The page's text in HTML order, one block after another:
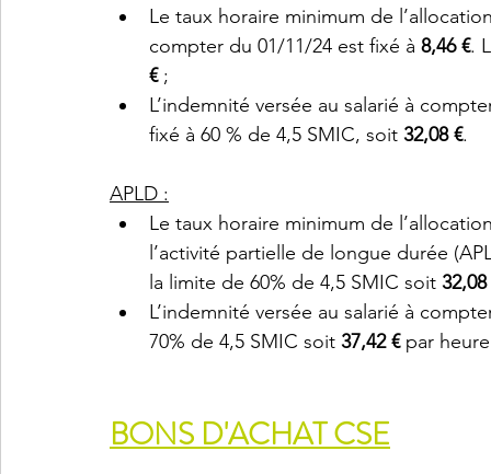
Le taux horaire minimum de
compter du 01/11/24 est fixé à 8,46 €.
€ ;
L’indemnité versée au salarié à
fixé à 60 % de 4,5 SMIC, soit 32,08 €.
APLD :
Le taux horaire minimum de
l’activité partielle de longue durée
la limite de 60% de 4,5 SMIC soit 32,08
L’indemnité versée au salarié à
70% de 4,5 SMIC soit 37,42 € par
BONS D'ACHAT CSE